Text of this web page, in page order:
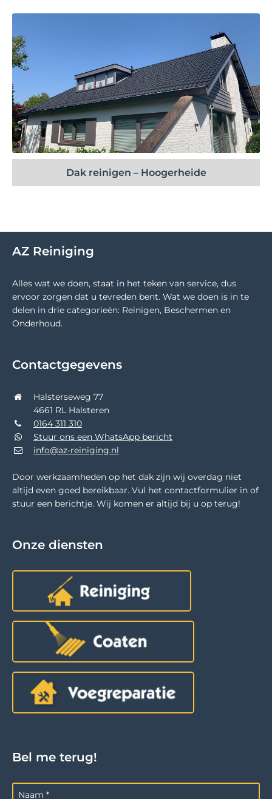
Bekijk project
Dak reinigen – Hoogerheide
AZ Reiniging
Alles wat we doen, staat in het teken van service, dus
ervoor zorgen dat u tevreden bent. Wat we doen is in te
delen in drie categorieën: Reinigen, Beschermen en
Onderhoud.
Contactgegevens
Halsterseweg 77
4661 RL Halsteren
0164 311 310
Stuur ons een WhatsApp bericht
info@az-reiniging.nl
Door werkzaamheden op het dak zijn wij overdag niet
altijd even goed bereikbaar. Vul het contactformulier in of
stuur een berichtje. Wij komen er altijd bij u op terug!
Onze diensten
Bel me terug!